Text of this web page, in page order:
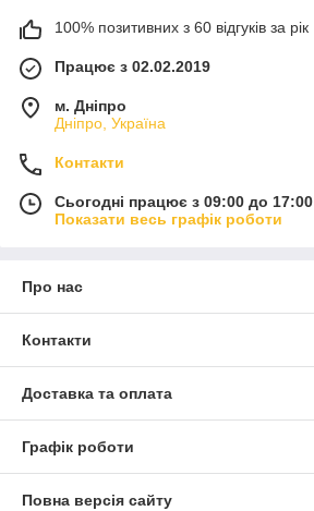
100% позитивних з 60 відгуків за рік
Працює з 02.02.2019
м. Дніпро
Дніпро, Україна
Контакти
Сьогодні працює з 09:00 до 17:00
Показати весь графік роботи
Про нас
Контакти
Доставка та оплата
Графік роботи
Повна версія сайту